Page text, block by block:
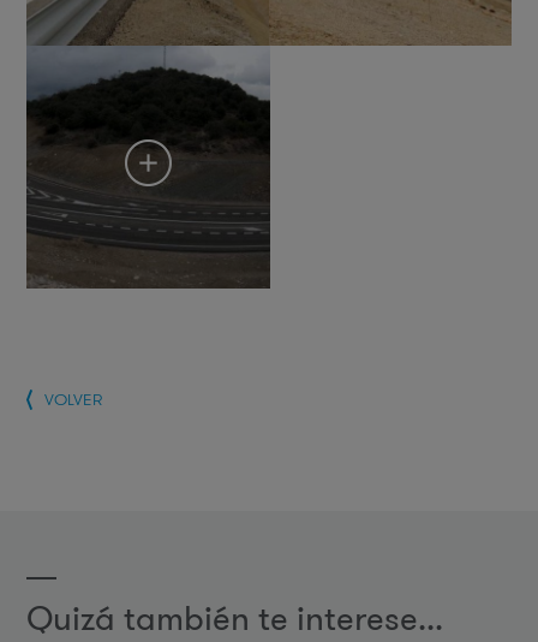
VOLVER
Quizá también te interese...